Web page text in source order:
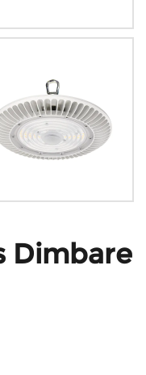
Dimbare